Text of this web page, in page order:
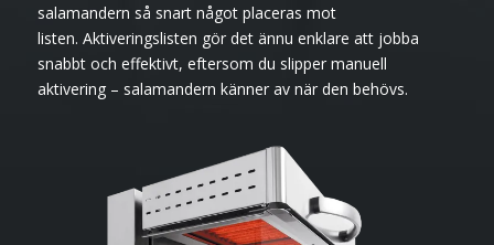
salamandern så snart något placeras mot
listen. Aktiveringslisten gör det ännu enklare att jobba
snabbt och effektivt, eftersom du slipper manuell
aktivering – salamandern känner av när den behövs.